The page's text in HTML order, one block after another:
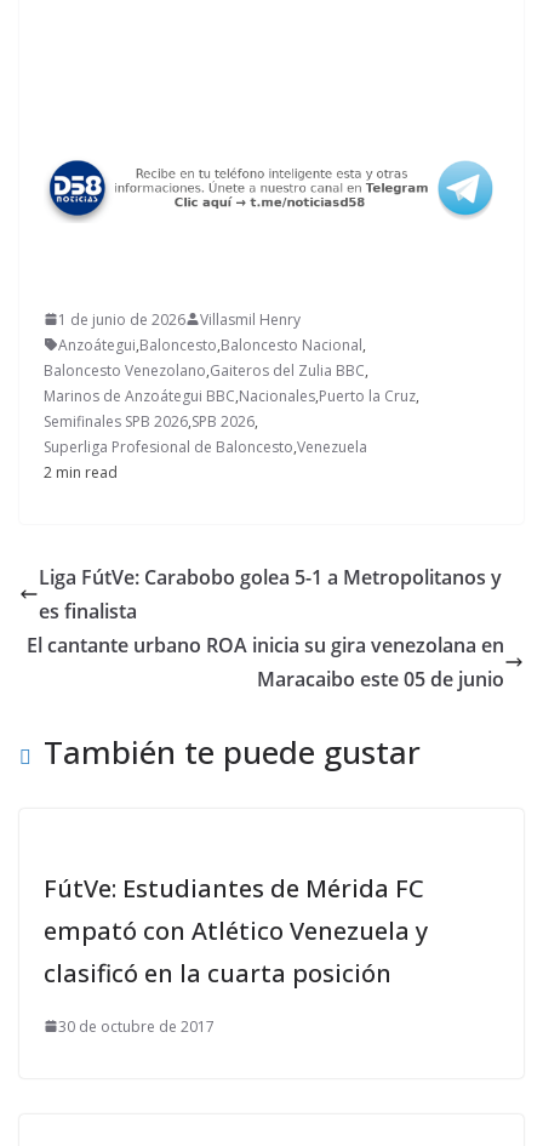
1 de junio de 2026
Villasmil Henry
Anzoátegui,Baloncesto,Baloncesto Nacional,
Baloncesto Venezolano,Gaiteros del Zulia BBC,
Marinos de Anzoátegui BBC,Nacionales,Puerto la Cruz,
Semifinales SPB 2026,SPB 2026,
Superliga Profesional de Baloncesto,Venezuela
2 min read
Liga FútVe: Carabobo golea 5-1 a Metropolitanos y
es finalista
El cantante urbano ROA inicia su gira venezolana en
Maracaibo este 05 de junio
También te puede gustar
FútVe: Estudiantes de Mérida FC
empató con Atlético Venezuela y
clasificó en la cuarta posición
30 de octubre de 2017